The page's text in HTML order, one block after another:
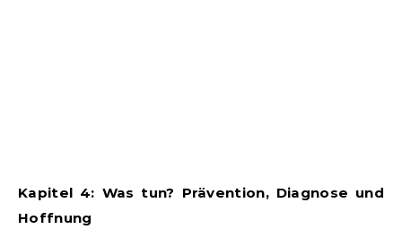
Kapitel 4: Was tun? Prävention, Diagnose und
Hoffnung